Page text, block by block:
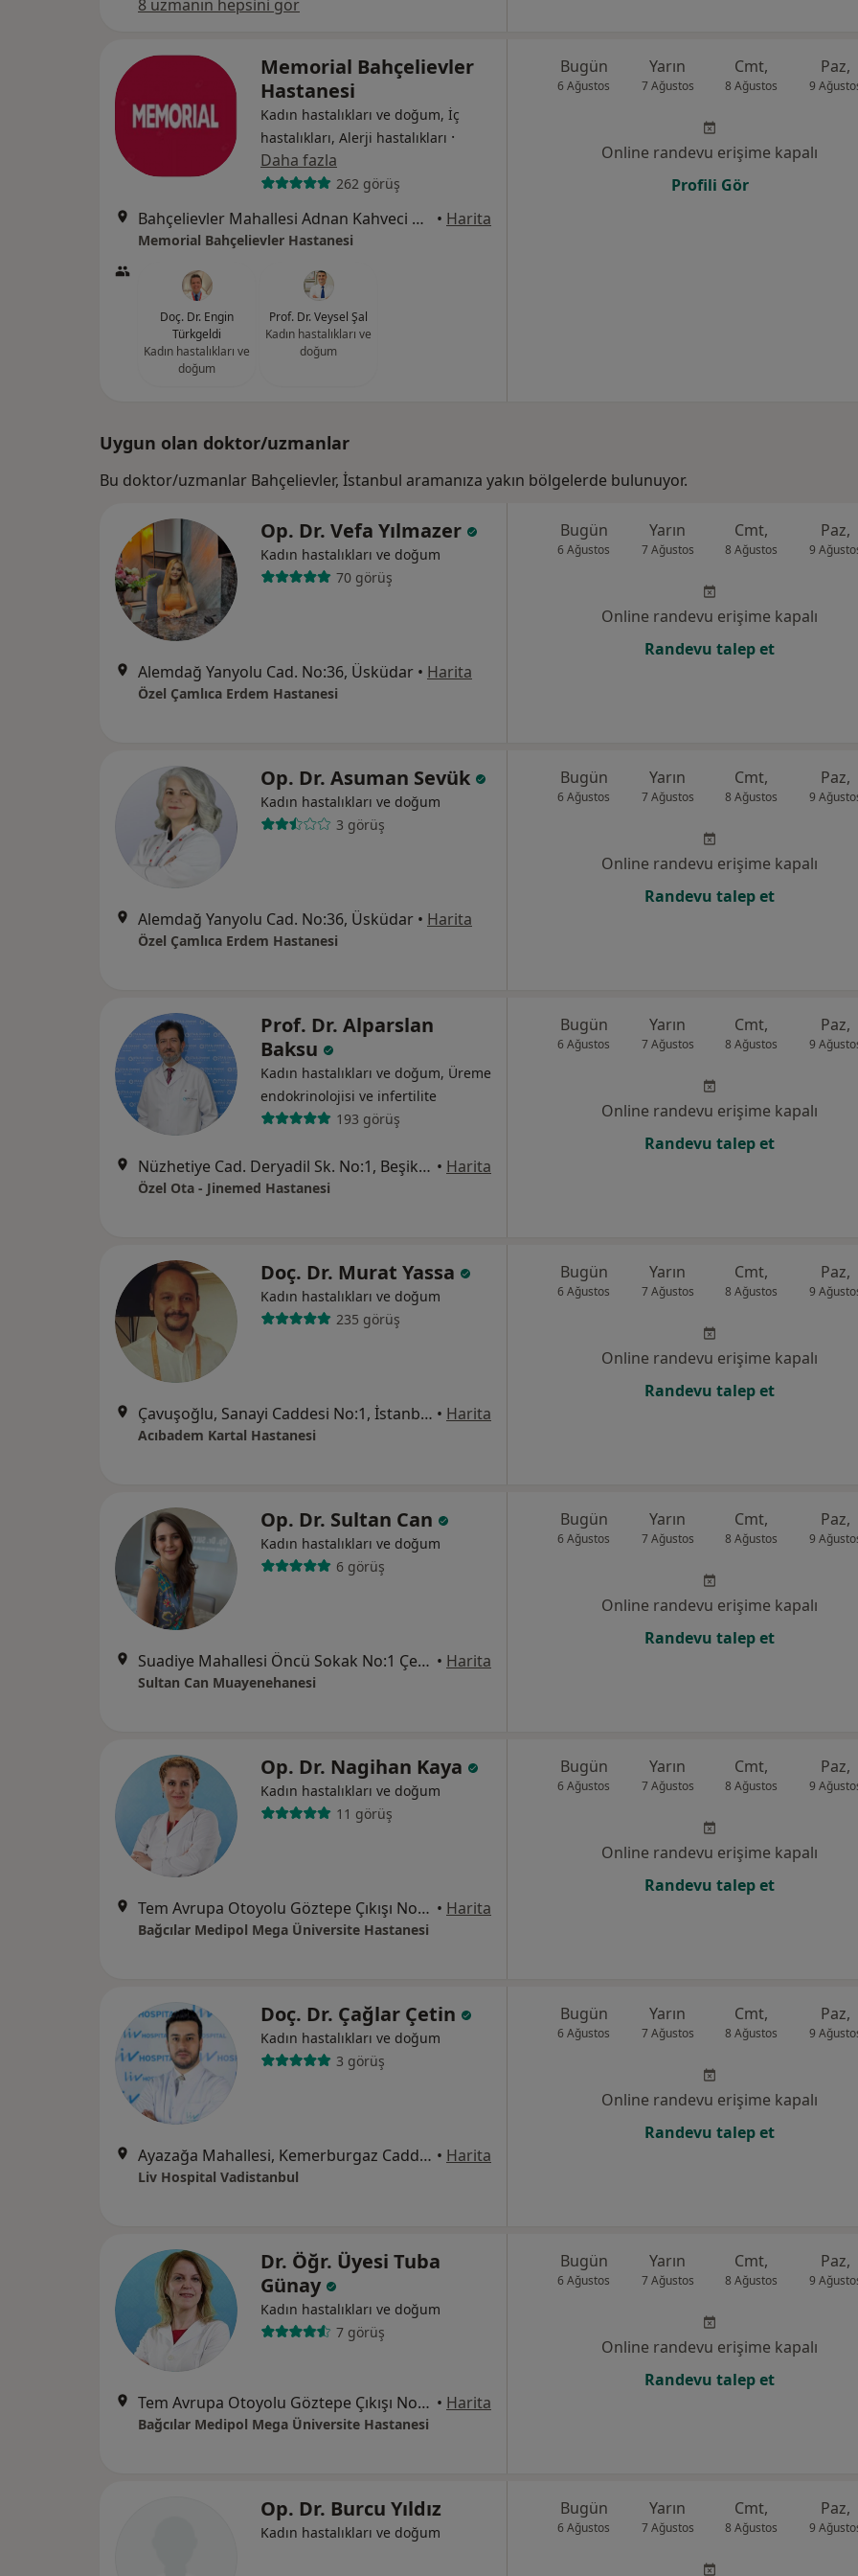
8 uzmanın hepsini gör
Memorial Bahçelievler
Hastanesi
Kadın hastalıkları ve doğum, İç
hastalıkları, Alerji hastalıkları ·
Daha fazla
262 görüş
Bahçelievler Mahallesi Adnan Kahveci Bulvarı No:227, Bahçelievler • Harita
Memorial Bahçelievler Hastanesi
Doç. Dr. Engin
Türkgeldi
Kadın hastalıkları ve
doğum
Prof. Dr. Veysel Şal
Kadın hastalıkları ve
doğum
Bugün
6 Ağustos
Yarın
7 Ağustos
Cmt,
8 Ağustos
Paz,
9
Online randevu erişime kapalı
Profili Gör
Uygun olan doktor/uzmanlar
Bu doktor/uzmanlar Bahçelievler, İstanbul aramanıza yakın bölgelerde bulunuyor.
Op. Dr. Vefa Yılmazer
Kadın hastalıkları ve doğum
70 görüş
Alemdağ Yanyolu Cad. No:36, Üsküdar • Harita
Özel Çamlıca Erdem Hastanesi
Bugün
6 Ağustos
Yarın
7 Ağustos
Cmt,
8 Ağustos
Paz,
9
Online randevu erişime kapalı
Randevu talep et
Op. Dr. Asuman Sevük
Kadın hastalıkları ve doğum
3 görüş
Alemdağ Yanyolu Cad. No:36, Üsküdar • Harita
Özel Çamlıca Erdem Hastanesi
Bugün
6 Ağustos
Yarın
7 Ağustos
Cmt,
8 Ağustos
Paz,
9
Online randevu erişime kapalı
Randevu talep et
Prof. Dr. Alparslan
Baksu
Kadın hastalıkları ve doğum, Üreme
endokrinolojisi ve i̇nfertilite
193 görüş
Nüzhetiye Cad. Deryadil Sk. No:1, Beşiktaş • Harita
Özel Ota - Jinemed Hastanesi
Bugün
6 Ağustos
Yarın
7 Ağustos
Cmt,
8 Ağustos
Paz,
9
Online randevu erişime kapalı
Randevu talep et
Doç. Dr. Murat Yassa
Kadın hastalıkları ve doğum
235 görüş
Çavuşoğlu, Sanayi Caddesi No:1, İstanbul • Harita
Acıbadem Kartal Hastanesi
Bugün
6 Ağustos
Yarın
7 Ağustos
Cmt,
8 Ağustos
Paz,
9
Online randevu erişime kapalı
Randevu talep et
Op. Dr. Sultan Can
Kadın hastalıkları ve doğum
6 görüş
Suadiye Mahallesi Öncü Sokak No:1 Çelem Loft, İstanbul • Harita
Sultan Can Muayenehanesi
Bugün
6 Ağustos
Yarın
7 Ağustos
Cmt,
8 Ağustos
Paz,
9
Online randevu erişime kapalı
Randevu talep et
Op. Dr. Nagihan Kaya
Kadın hastalıkları ve doğum
11 görüş
Tem Avrupa Otoyolu Göztepe Çıkışı No: 1Bağcılar, İstanbul • Harita
Bağcılar Medipol Mega Üniversite Hastanesi
Bugün
6 Ağustos
Yarın
7 Ağustos
Cmt,
8 Ağustos
Paz,
9
Online randevu erişime kapalı
Randevu talep et
Doç. Dr. Çağlar Çetin
Kadın hastalıkları ve doğum
3 görüş
Ayazağa Mahallesi, Kemerburgaz Caddesi, Vadistanbul Park Etabı, 7F Blok, İstanbul • Harita
Liv Hospital Vadistanbul
Bugün
6 Ağustos
Yarın
7 Ağustos
Cmt,
8 Ağustos
Paz,
9
Online randevu erişime kapalı
Randevu talep et
Dr. Öğr. Üyesi Tuba
Günay
Kadın hastalıkları ve doğum
7 görüş
Tem Avrupa Otoyolu Göztepe Çıkışı No: 1Bağcılar, İstanbul • Harita
Bağcılar Medipol Mega Üniversite Hastanesi
Bugün
6 Ağustos
Yarın
7 Ağustos
Cmt,
8 Ağustos
Paz,
9
Online randevu erişime kapalı
Randevu talep et
Op. Dr. Burcu Yıldız
Kadın hastalıkları ve doğum
Bugün
6 Ağustos
Yarın
7 Ağustos
Cmt,
8 Ağustos
Paz,
9